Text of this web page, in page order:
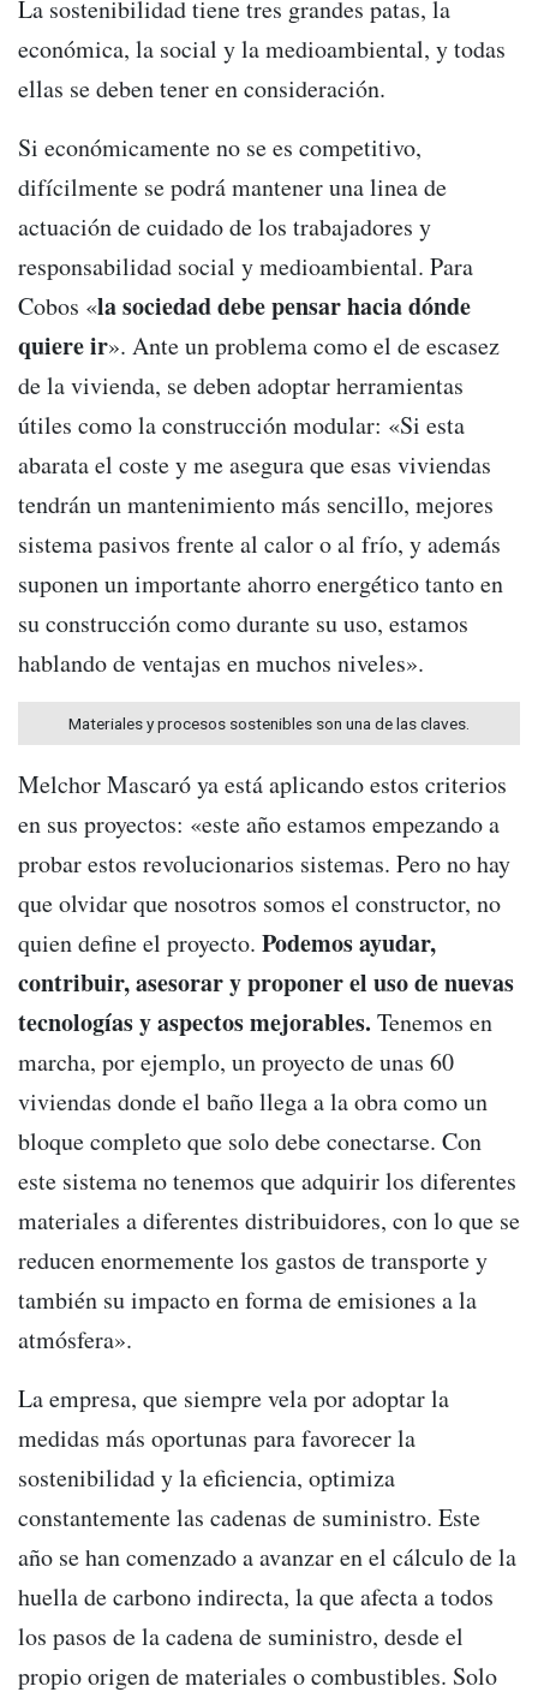
La sostenibilidad tiene tres grandes patas, la
económica, la social y la medioambiental, y todas
ellas se deben tener en consideración.
Si económicamente no se es competitivo,
difícilmente se podrá mantener una linea de
actuación de cuidado de los trabajadores y
responsabilidad social y medioambiental. Para
Cobos «la sociedad debe pensar hacia dónde
quiere ir». Ante un problema como el de escasez
de la vivienda, se deben adoptar herramientas
útiles como la construcción modular: «Si esta
abarata el coste y me asegura que esas viviendas
tendrán un mantenimiento más sencillo, mejores
sistema pasivos frente al calor o al frío, y además
suponen un importante ahorro energético tanto en
su construcción como durante su uso, estamos
hablando de ventajas en muchos niveles».
Materiales y procesos sostenibles son una de las claves.
Melchor Mascaró ya está aplicando estos criterios
en sus proyectos: «este año estamos empezando a
probar estos revolucionarios sistemas. Pero no hay
que olvidar que nosotros somos el constructor, no
quien define el proyecto. Podemos ayudar,
contribuir, asesorar y proponer el uso de nuevas
tecnologías y aspectos mejorables. Tenemos en
marcha, por ejemplo, un proyecto de unas 60
viviendas donde el baño llega a la obra como un
bloque completo que solo debe conectarse. Con
este sistema no tenemos que adquirir los diferentes
materiales a diferentes distribuidores, con lo que se
reducen enormemente los gastos de transporte y
también su impacto en forma de emisiones a la
atmósfera».
La empresa, que siempre vela por adoptar la
medidas más oportunas para favorecer la
sostenibilidad y la eficiencia, optimiza
constantemente las cadenas de suministro. Este
año se han comenzado a avanzar en el cálculo de la
huella de carbono indirecta, la que afecta a todos
los pasos de la cadena de suministro, desde el
propio origen de materiales o combustibles. Solo